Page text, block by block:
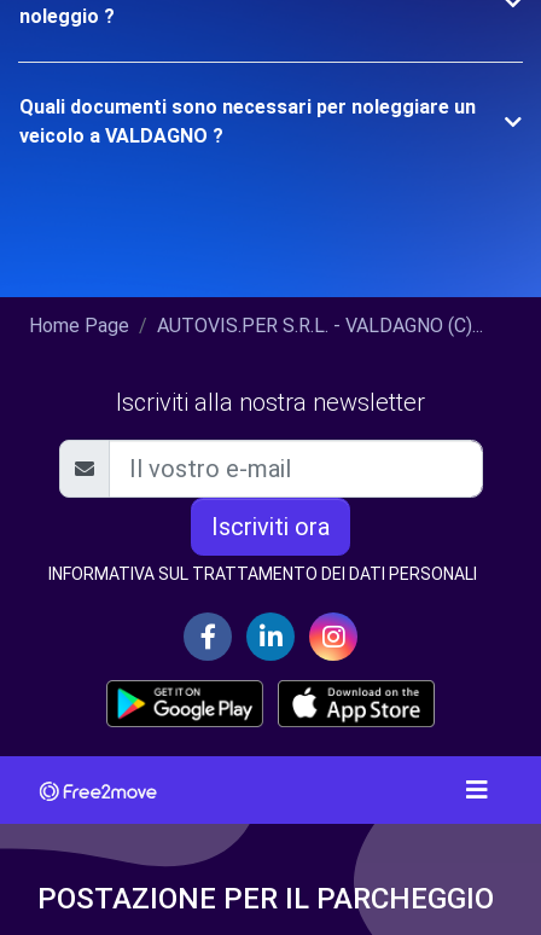
noleggio ?
Quali documenti sono necessari per noleggiare un
veicolo a VALDAGNO ?
Home Page AUTOVIS.PER S.R.L. - VALDAGNO (C)...
Iscriviti alla nostra newsletter
Iscriviti ora
INFORMATIVA SUL TRATTAMENTO DEI DATI PERSONALI
POSTAZIONE PER IL PARCHEGGIO